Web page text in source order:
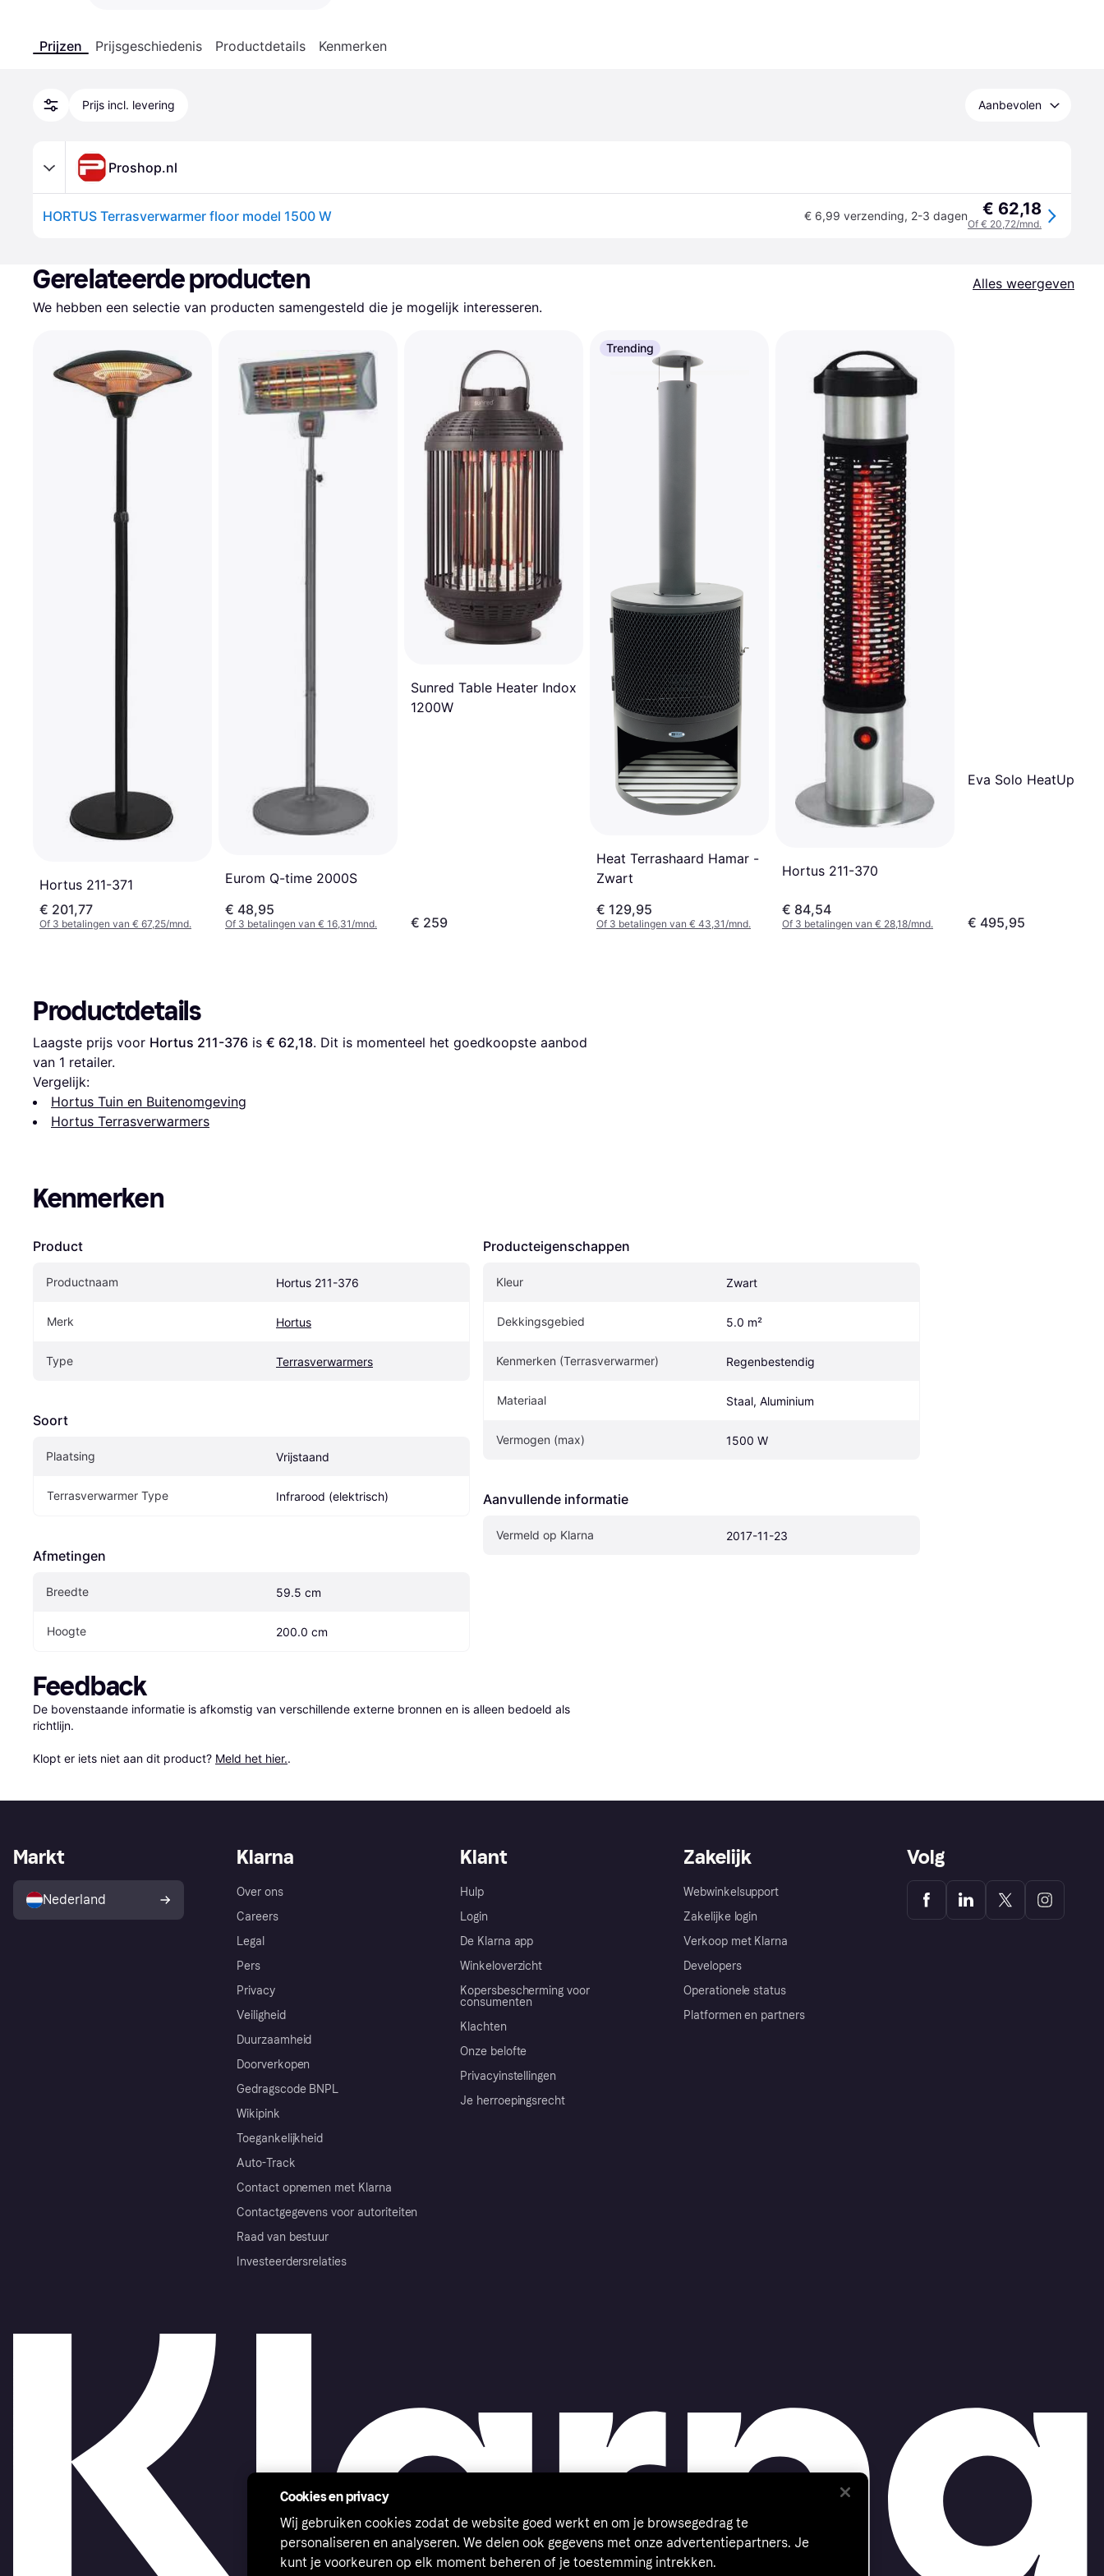
Prijzen Prijsgeschiedenis Productdetails Kenmerken
Prijs incl. levering Aanbevolen
Proshop.nl
HORTUS Terrasverwarmer floor model 1500 W € 6,99 verzending, 2-3 dagen € 62,18
Of € 20,72/mnd.
Gerelateerde producten
Alles weergeven
We hebben een selectie van producten samengesteld die je mogelijk interesseren.
Hortus 211-371
€ 201,77
Of 3 betalingen van € 67,25/mnd.
Eurom Q-time 2000S
€ 48,95
Of 3 betalingen van € 16,31/mnd.
Sunred Table Heater Indox
1200W
€ 259
Trending
Heat Terrashaard Hamar -
Zwart
€ 129,95
Of 3 betalingen van € 43,31/mnd.
Hortus 211-370
€ 84,54
Of 3 betalingen van € 28,18/mnd.
Eva Solo HeatUp
€ 495,95
Productdetails
Laagste prijs voor Hortus 211-376 is € 62,18. Dit is momenteel het goedkoopste aanbod
van 1 retailer.
Vergelijk:
Hortus Tuin en Buitenomgeving
Hortus Terrasverwarmers
Kenmerken
Product
Productnaam Hortus 211-376
Merk Hortus
Type Terrasverwarmers
Soort
Plaatsing Vrijstaand
Terrasverwarmer Type Infrarood (elektrisch)
Afmetingen
Breedte 59.5 cm
Hoogte 200.0 cm
Producteigenschappen
Kleur Zwart
Dekkingsgebied 5.0 m²
Kenmerken (Terrasverwarmer) Regenbestendig
Materiaal Staal, Aluminium
Vermogen (max) 1500 W
Aanvullende informatie
Vermeld op Klarna 2017-11-23
Feedback
De bovenstaande informatie is afkomstig van verschillende externe bronnen en is alleen bedoeld als
richtlijn.
Klopt er iets niet aan dit product? Meld het hier..
Klarna
Over ons
Careers
Legal
Pers
Privacy
Veiligheid
Duurzaamheid
Doorverkopen
Gedragscode BNPL
Wikipink
Toegankelijkheid
Auto-Track
Contact opnemen met Klarna
Contactgegevens voor autoriteiten
Raad van bestuur
Investeerdersrelaties
Klant
Hulp
Login
De Klarna app
Winkeloverzicht
Kopersbescherming voor
consumenten
Klachten
Onze belofte
Privacyinstellingen
Je herroepingsrecht
Zakelijk
Webwinkelsupport
Zakelijke login
Verkoop met Klarna
Developers
Operationele status
Platformen en partners
Markt
Nederland
Volg
Cookies en privacy
Wij gebruiken cookies zodat de website goed werkt en om je browsegedrag te
personaliseren en analyseren. We delen ook gegevens met onze advertentiepartners. Je
kunt je voorkeuren op elk moment beheren of je toestemming intrekken.